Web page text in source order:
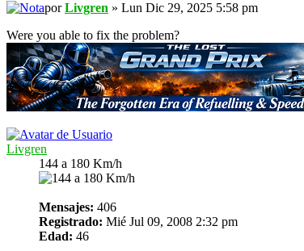
porLivgren » Lun Dic 29, 2025 5:58 pm
Were you able to fix the problem?
Livgren
144 a 180 Km/h
Mensajes: 406
Registrado: Mié Jul 09, 2008 2:32 pm
Edad: 46